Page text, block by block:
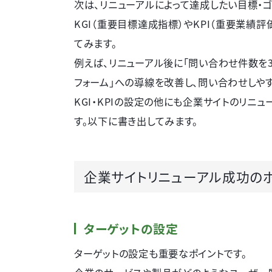
次は、リニューアルによって達成したい目標・
KGI（重要目標達成指標）やKPI（重要業績
てみます。
例えば、リニューアル後に「問い合わせ件数
フォーム」への導線を改善し、問い合わせし
KGI・KPIの設定の他にも企業サイトのリニ
す。以下に書き出してみます。
企業サイトリニューアル成功の
ターゲットの設定
ターゲットの設定も重要なポイントです。